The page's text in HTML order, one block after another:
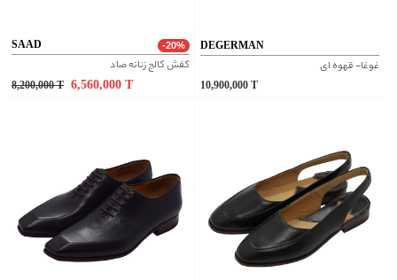
SAAD -20%
کفش کالج زنانه صاد
8,200,000 T 6,560,000
DEGERMAN
غوغا- قهوه ای
10,900,000